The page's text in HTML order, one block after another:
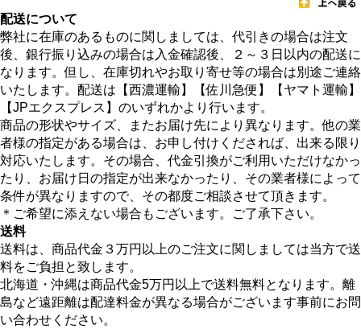
配送について
弊社に在庫のあるものに関しましては、代引きの場合は注文
後、銀行振り込みの場合は入金確認後、２～３日以内の配送に
なります。但し、在庫切れやお取り寄せ等の場合は別途ご連絡
いたします。配送は【西濃運輸】【佐川急便】【ヤマト運輸】
【JPエクスプレス】のいずれかより行います。
商品の形状やサイズ、またお届け先により異なります。他の業
者様の指定がある場合は、お申し付けくだされば、出来る限り
対応いたします。その場合、代金引換がご利用いただけなかっ
たり、お届け日の指定が出来なかったり、その業者様によって
条件が異なりますので、その都度ご相談させて頂きます。
＊ご希望に添えない場合もございます。ご了承下さい。
送料
送料は、商品代金３万円以上のご注文に関しましては当方で送
料をご負担と致します。
北海道・沖縄は商品代金5万円以上で送料無料となります。離
島など遠距離は配達料金が異なる場合がございます事前にお問
い合わせください。